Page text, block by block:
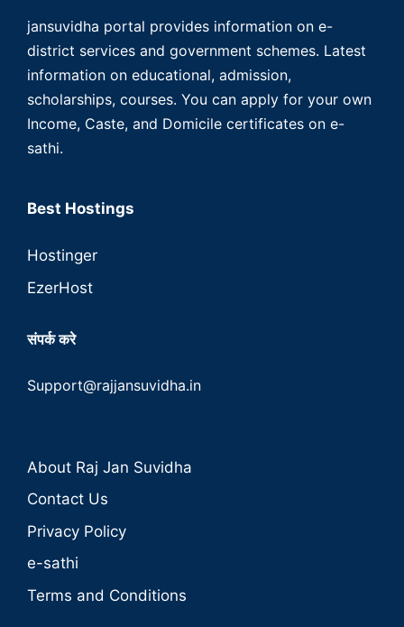
jansuvidha portal provides information on e-
district services and government schemes. Latest
information on educational, admission,
scholarships, courses. You can apply for your own
Income, Caste, and Domicile certificates on e-
sathi.
Best Hostings
Hostinger
EzerHost
संपर्क करे
Support@rajjansuvidha.in
About Raj Jan Suvidha
Contact Us
Privacy Policy
e-sathi
Terms and Conditions